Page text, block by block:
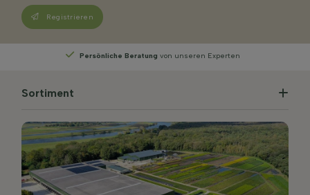
Registrieren
Persönliche Beratung von unseren Experten
Sortiment